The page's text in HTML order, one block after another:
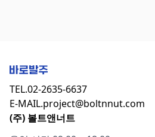
TEL.02-2635-6637
E-MAIL.project@boltnnut.com
(주) 볼트앤너트